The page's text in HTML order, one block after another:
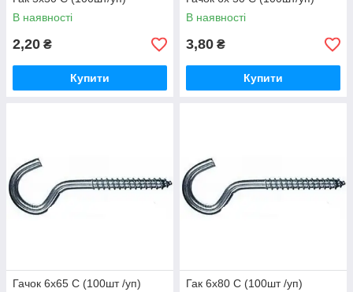
В наявності
2,20 ₴
Купити
В наявності
3,80 ₴
Купити
Гачок 6х65 С (100шт /уп)
Гак 6х80 С (100шт /уп)